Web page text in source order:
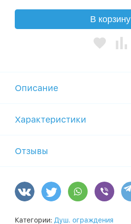
В корзину
Описание
Характеристики
Отзывы
Категории: Душ. ограждения